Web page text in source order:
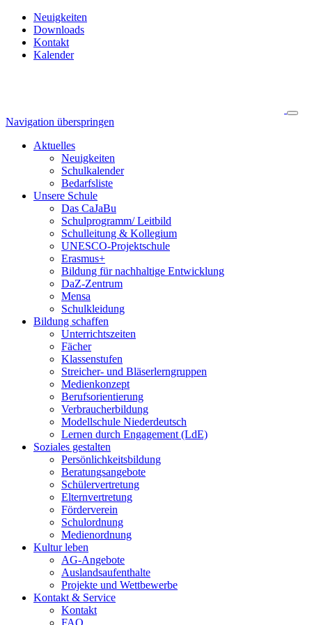
Neuigkeiten
Downloads
Kontakt
Kalender
Navigation überspringen
Aktuelles
Neuigkeiten
Schulkalender
Bedarfsliste
Unsere Schule
Das CaJaBu
Schulprogramm/ Leitbild
Schulleitung & Kollegium
UNESCO-Projektschule
Erasmus+
Bildung für nachhaltige Entwicklung
DaZ-Zentrum
Mensa
Schulkleidung
Bildung schaffen
Unterrichtszeiten
Fächer
Klassenstufen
Streicher- und Bläserlerngruppen
Medienkonzept
Berufsorientierung
Verbraucherbildung
Modellschule Niederdeutsch
Lernen durch Engagement (LdE)
Soziales gestalten
Persönlichkeitsbildung
Beratungsangebote
Schülervertretung
Elternvertretung
Förderverein
Schulordnung
Medienordnung
Kultur leben
AG-Angebote
Auslandsaufenthalte
Projekte und Wettbewerbe
Kontakt & Service
Kontakt
FAQ